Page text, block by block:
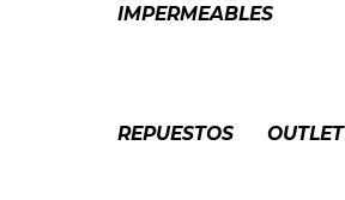
IMPERMEABLES
REPUESTOS OUTLET